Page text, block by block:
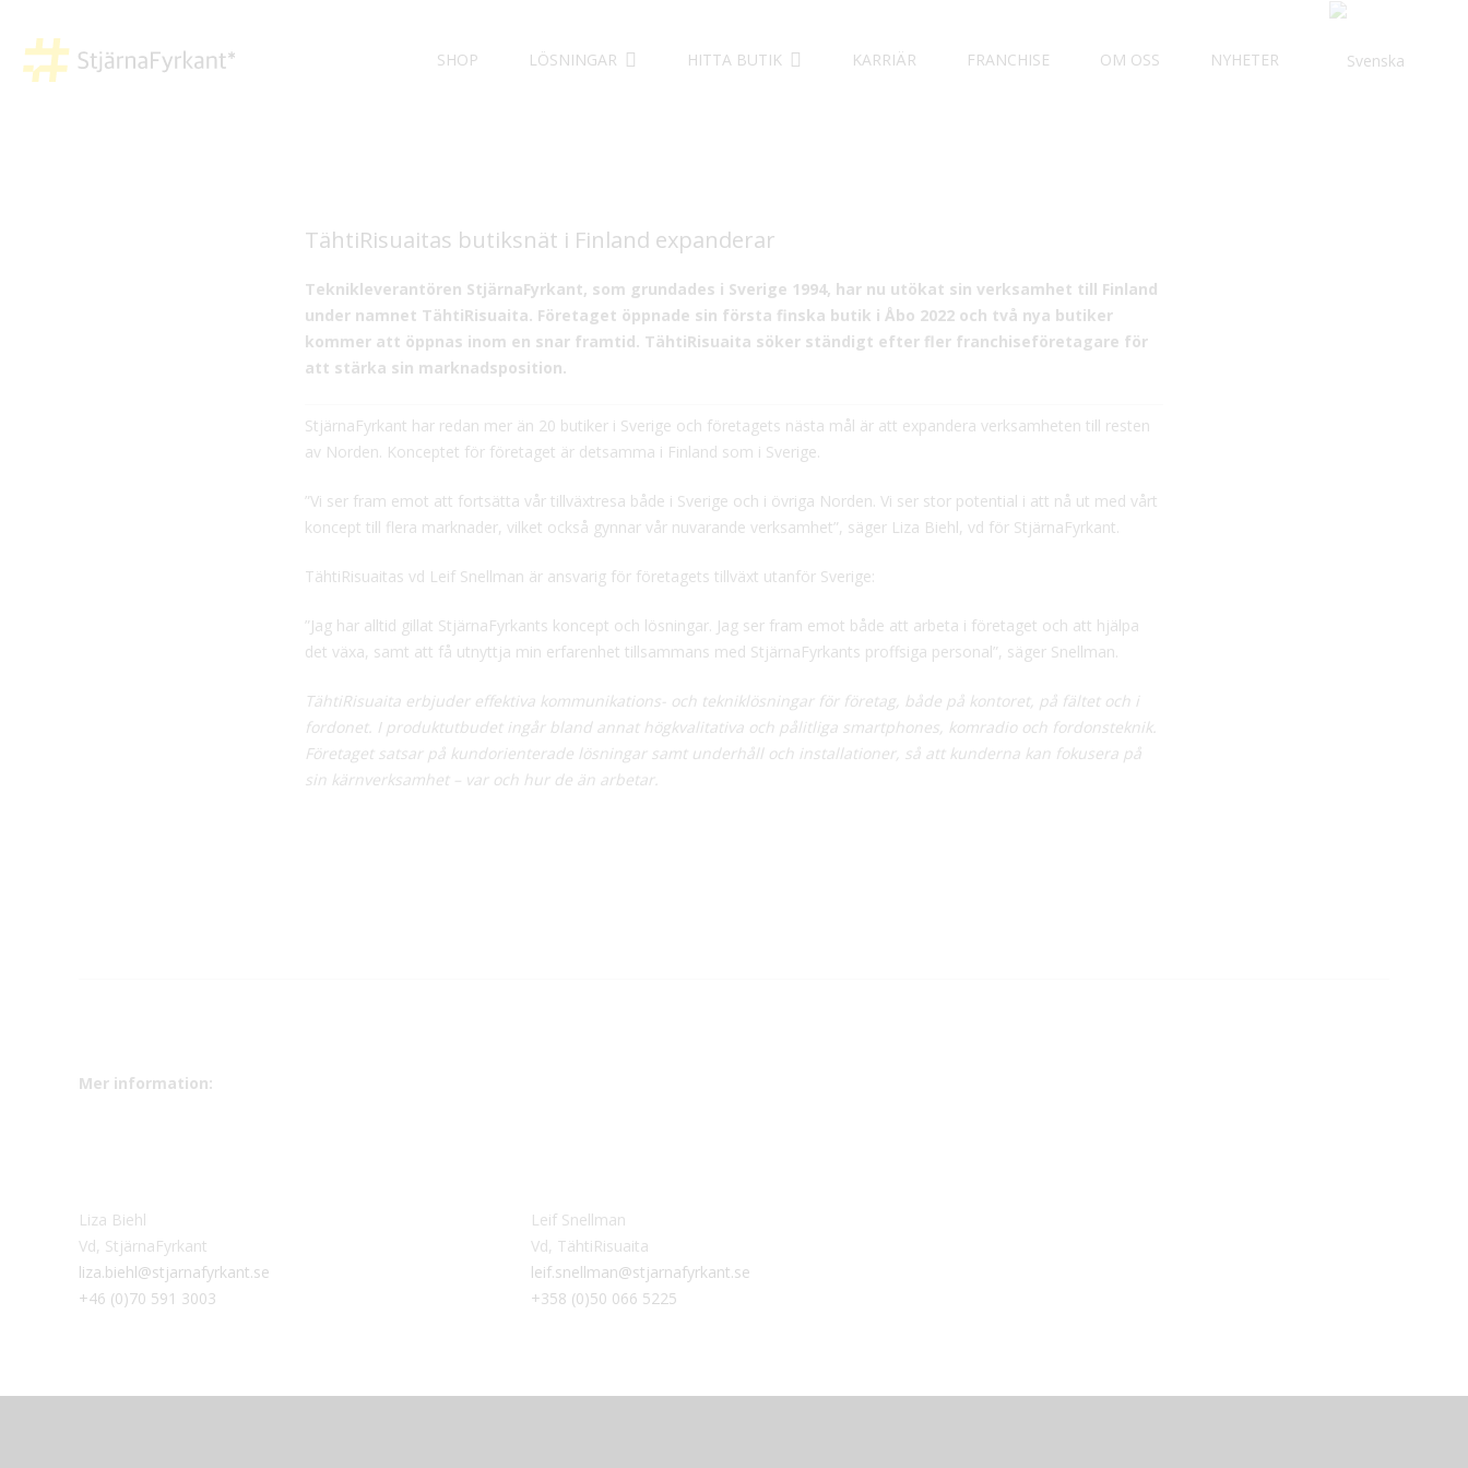
SHOP LÖSNINGAR HITTA BUTIK KARRIÄR FRANCHISE OM OSS NYHETER
TähtiRisuaitas butiksnät i Finland expanderar
Teknikleverantören StjärnaFyrkant, som grundades i Sverige 1994, har nu utökat sin verksamhet till Finland
under namnet TähtiRisuaita. Företaget öppnade sin första finska butik i Åbo 2022 och två nya butiker
kommer att öppnas inom en snar framtid. TähtiRisuaita söker ständigt efter fler franchiseföretagare för
att stärka sin marknadsposition.
StjärnaFyrkant har redan mer än 20 butiker i Sverige och företagets nästa mål är att expandera verksamheten till resten
av Norden. Konceptet för företaget är detsamma i Finland som i Sverige.
”Vi ser fram emot att fortsätta vår tillväxtresa både i Sverige och i övriga Norden. Vi ser stor potential i att nå ut med vårt
koncept till flera marknader, vilket också gynnar vår nuvarande verksamhet”, säger Liza Biehl, vd för StjärnaFyrkant.
TähtiRisuaitas vd Leif Snellman är ansvarig för företagets tillväxt utanför Sverige:
”Jag har alltid gillat StjärnaFyrkants koncept och lösningar. Jag ser fram emot både att arbeta i företaget och att hjälpa
det växa, samt att få utnyttja min erfarenhet tillsammans med StjärnaFyrkants proffsiga personal”, säger Snellman.
TähtiRisuaita erbjuder effektiva kommunikations- och tekniklösningar för företag, både på kontoret, på fältet och i
fordonet. I produktutbudet ingår bland annat högkvalitativa och pålitliga smartphones, komradio och fordonsteknik.
Företaget satsar på kundorienterade lösningar samt underhåll och installationer, så att kunderna kan fokusera på
sin kärnverksamhet – var och hur de än arbetar.
Mer information:
Liza Biehl
Vd, StjärnaFyrkant
liza.biehl@stjarnafyrkant.se
+46 (0)70 591 3003
Leif Snellman
Vd, TähtiRisuaita
leif.snellman@stjarnafyrkant.se
+358 (0)50 066 5225